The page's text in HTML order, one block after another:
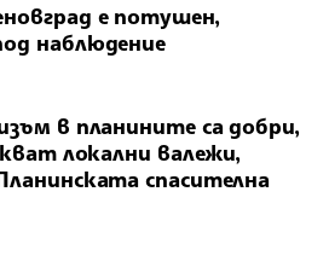
е потушен,
наблюдение
в планините са добри,
локални валежи,
спасителна